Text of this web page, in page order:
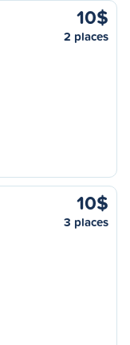
10$
2 places
10$
3 places